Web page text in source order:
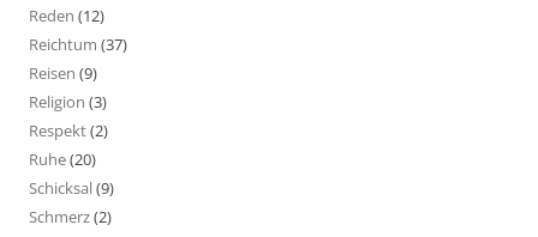
Reden (12)
Reichtum (37)
Reisen (9)
Religion (3)
Respekt(2)
Ruhe(20)
Schicksal(9)
Schmerz(2)